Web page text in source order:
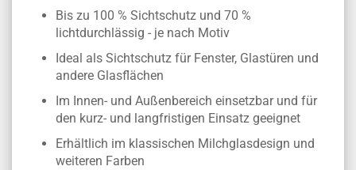
Bis zu 100 % Sichtschutz und 70 %
lichtdurchlässig - je nach Motiv
Ideal als Sichtschutz für Fenster, Glastüren und
andere Glasflächen
Im Innen- und Außenbereich einsetzbar und für
den kurz- und langfristigen Einsatz geeignet
Erhältlich im klassischen Milchglasdesign und
weiteren Farben